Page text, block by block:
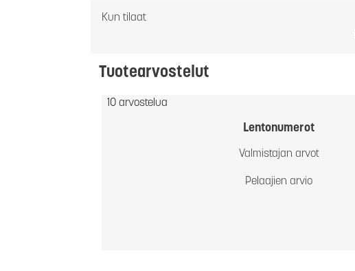
Kun tilaat
Tuotearvostelut
10 arvostelua
Lentonumerot
Valmistajan arvot
Pelaajien arvio